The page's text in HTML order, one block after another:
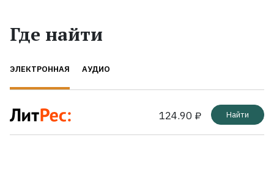
Где найти
ЭЛЕКТРОННАЯ АУДИО
124.90 ₽ Найти